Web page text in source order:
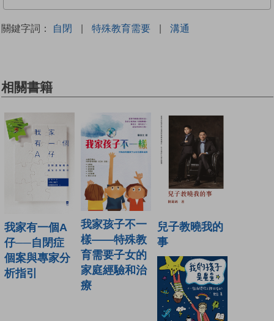
關鍵字詞： 自閉 | 特殊教育需要 | 溝通
相關書籍
我家有一個A
仔──自閉症
個案與專家分
析指引
我家孩子不一
樣——特殊教
育需要子女的
家庭經驗和治
療
兒子教曉我的
事